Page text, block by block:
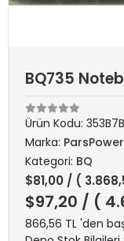
BQ735
Ürün Kodu:
Marka: ParsPower
Kategori: BQ
$81,00 / (
$97,20 / (
866,56 TL 'den